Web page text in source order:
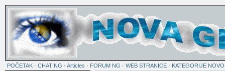
POČETAK · CHAT NG · Articles · FORUM NG · WEB STRANICE · KATEGORIJE